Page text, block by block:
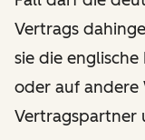
Vertrags
sie die englische
oder auf andere
Vertragspartner